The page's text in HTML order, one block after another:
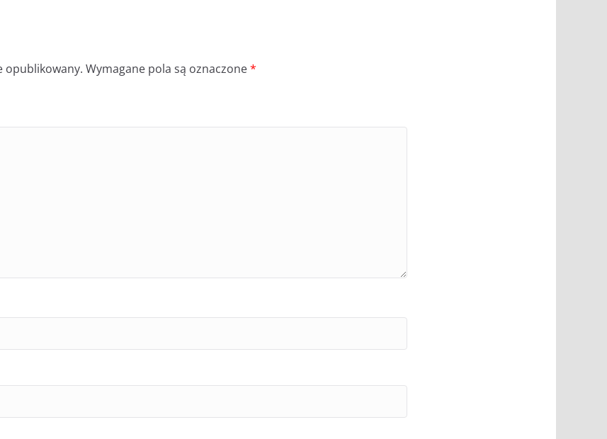
opublikowany. Wymagane pola są oznaczone*